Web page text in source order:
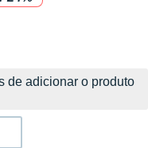
de adicionar o produto